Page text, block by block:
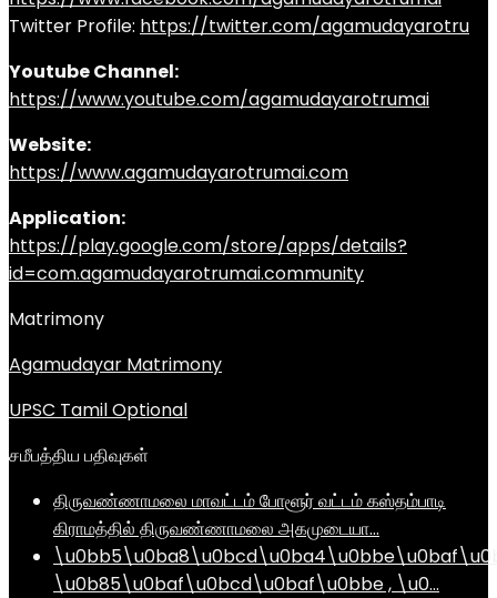
Twitter Profile: https://twitter.com/agamudayarotru
Youtube Channel:
https://www.youtube.com/agamudayarotrumai
Website:
https://www.agamudayarotrumai.com
Application:
https://play.google.com/store/apps/details?
id=com.agamudayarotrumai.community
Matrimony
Agamudayar Matrimony
UPSC Tamil Optional
சமீபத்திய பதிவுகள்
திருவண்ணாமலை மாவட்டம் போளூர் வட்டம் கஸ்தம்பாடி
கிராமத்தில் திருவண்ணாமலை அகமுடையா…
\u0b85\u0baf\u0bcd\u0baf\u0bbe , \u0…